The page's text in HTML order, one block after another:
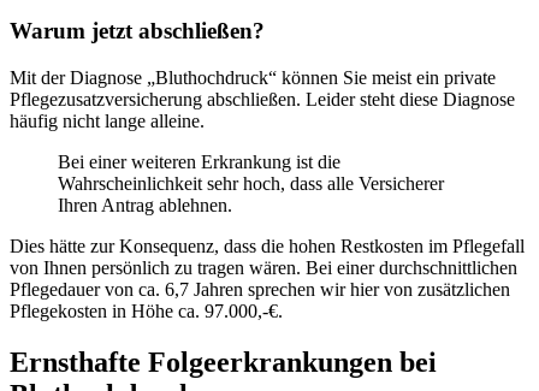
Warum jetzt abschließen?
Mit der Diagnose „Bluthochdruck“ können Sie meist ein private
Pflegezusatzversicherung abschließen. Leider steht diese Diagnose
häufig nicht lange alleine.
Bei einer weiteren Erkrankung ist die
Wahrscheinlichkeit sehr hoch, dass alle Versicherer
Ihren Antrag ablehnen.
Dies hätte zur Konsequenz, dass die hohen Restkosten im Pflegefall
von Ihnen persönlich zu tragen wären. Bei einer durchschnittlichen
Pflegedauer von ca. 6,7 Jahren sprechen wir hier von zusätzlichen
Pflegekosten in Höhe ca. 97.000,-€.
Ernsthafte Folgeerkrankungen bei